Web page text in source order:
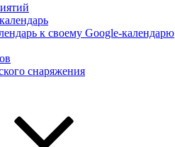
к своему Google-календарю
снаряжения